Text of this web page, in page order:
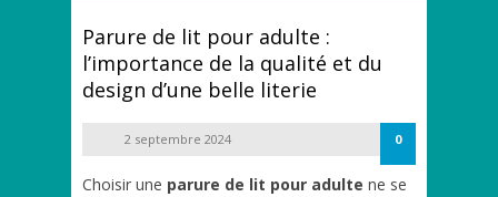
Parure de lit pour adulte :
l’importance de la qualité et du
design d’une belle literie
2 septembre 2024 0
Choisir une parure de lit pour adulte ne se